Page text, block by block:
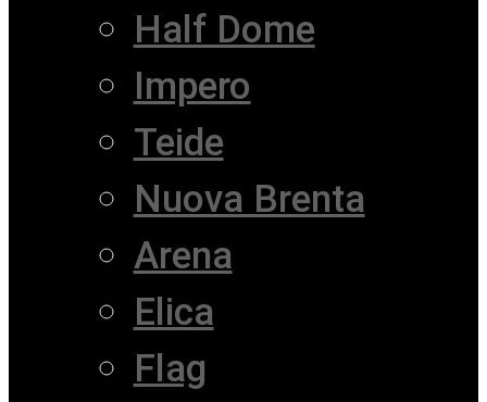
Half Dome
Impero
Teide
Nuova Brenta
Arena
Elica
Flag